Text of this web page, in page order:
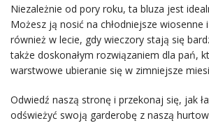
Niezależnie od pory roku, ta bluza jest
Możesz ją nosić na chłodniejsze wiosenne
również w lecie, gdy wieczory stają się
także doskonałym rozwiązaniem dla pań,
warstwowe ubieranie się w zimniejsze
Odwiedź naszą stronę i przekonaj się, jak
odświeżyć swoją garderobę z naszą